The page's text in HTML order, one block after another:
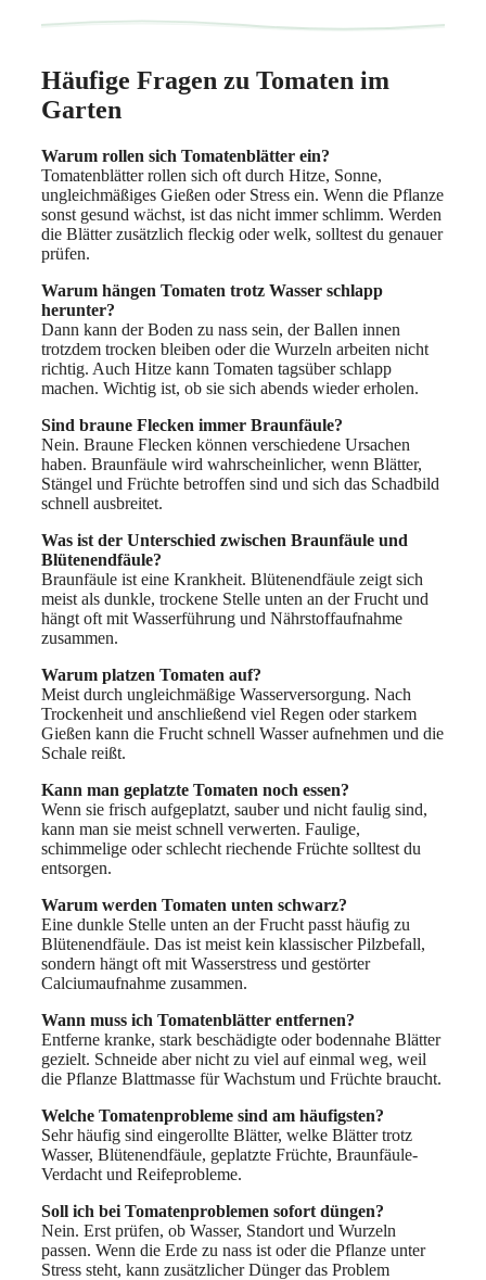
Häufige Fragen zu Tomaten im
Garten
Warum rollen sich Tomatenblätter ein?
Tomatenblätter rollen sich oft durch Hitze, Sonne,
ungleichmäßiges Gießen oder Stress ein. Wenn die Pflanze
sonst gesund wächst, ist das nicht immer schlimm. Werden
die Blätter zusätzlich fleckig oder welk, solltest du genauer
prüfen.
Warum hängen Tomaten trotz Wasser schlapp
herunter?
Dann kann der Boden zu nass sein, der Ballen innen
trotzdem trocken bleiben oder die Wurzeln arbeiten nicht
richtig. Auch Hitze kann Tomaten tagsüber schlapp
machen. Wichtig ist, ob sie sich abends wieder erholen.
Sind braune Flecken immer Braunfäule?
Nein. Braune Flecken können verschiedene Ursachen
haben. Braunfäule wird wahrscheinlicher, wenn Blätter,
Stängel und Früchte betroffen sind und sich das Schadbild
schnell ausbreitet.
Was ist der Unterschied zwischen Braunfäule und
Blütenendfäule?
Braunfäule ist eine Krankheit. Blütenendfäule zeigt sich
meist als dunkle, trockene Stelle unten an der Frucht und
hängt oft mit Wasserführung und Nährstoffaufnahme
zusammen.
Warum platzen Tomaten auf?
Meist durch ungleichmäßige Wasserversorgung. Nach
Trockenheit und anschließend viel Regen oder starkem
Gießen kann die Frucht schnell Wasser aufnehmen und die
Schale reißt.
Kann man geplatzte Tomaten noch essen?
Wenn sie frisch aufgeplatzt, sauber und nicht faulig sind,
kann man sie meist schnell verwerten. Faulige,
schimmelige oder schlecht riechende Früchte solltest du
entsorgen.
Warum werden Tomaten unten schwarz?
Eine dunkle Stelle unten an der Frucht passt häufig zu
Blütenendfäule. Das ist meist kein klassischer Pilzbefall,
sondern hängt oft mit Wasserstress und gestörter
Calciumaufnahme zusammen.
Wann muss ich Tomatenblätter entfernen?
Entferne kranke, stark beschädigte oder bodennahe Blätter
gezielt. Schneide aber nicht zu viel auf einmal weg, weil
die Pflanze Blattmasse für Wachstum und Früchte braucht.
Welche Tomatenprobleme sind am häufigsten?
Sehr häufig sind eingerollte Blätter, welke Blätter trotz
Wasser, Blütenendfäule, geplatzte Früchte, Braunfäule-
Verdacht und Reifeprobleme.
Soll ich bei Tomatenproblemen sofort düngen?
Nein. Erst prüfen, ob Wasser, Standort und Wurzeln
passen. Wenn die Erde zu nass ist oder die Pflanze unter
Stress steht, kann zusätzlicher Dünger das Problem